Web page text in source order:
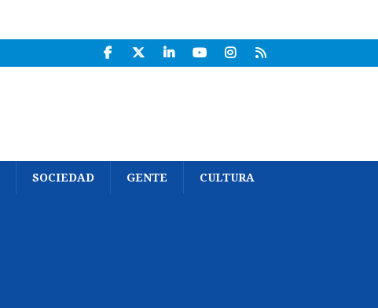
SOCIEDAD GENTE CULTURA